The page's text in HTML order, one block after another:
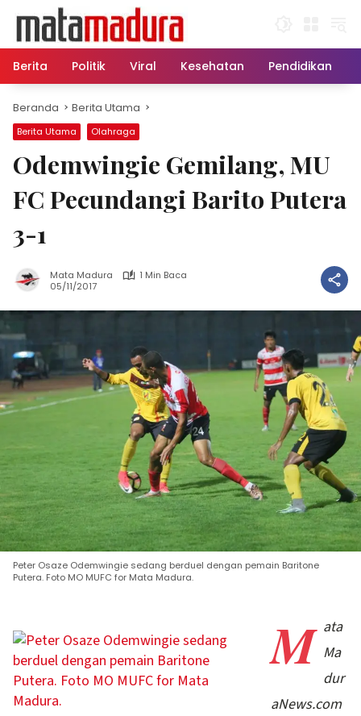
konten
Berita
Politik Viral Kesehatan Pendidikan
Beranda Berita Utama
Berita Utama Olahraga
Odemwingie Gemilang, MU
FC Pecundangi Barito Putera
3-1
Mata Madura
1 Min Baca
05/11/2017
Peter Osaze Odemwingie sedang berduel dengan pemain Baritone
Putera. Foto MO MUFC for Mata Madura.
M ata
Ma
dur
aNews.com